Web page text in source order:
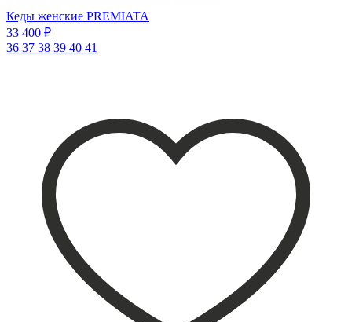
Кеды женские PREMIATA
33 400 ₽
36 37 38 39 40 41